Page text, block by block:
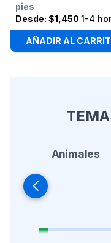
pies
Desde: $1,450 1-4
AÑADIR AL
Animales